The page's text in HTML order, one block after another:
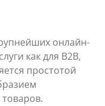
онлайн-
как для B2B,
простотой